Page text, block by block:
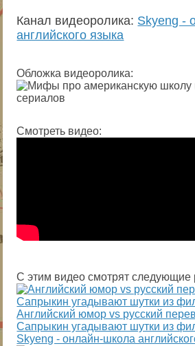
Канал видеоролика: Skyeng -
английского языка
Обложка видеоролика:
Смотреть видео:
С этим видео смотрят следующие
Английский юмор vs русский
Сапрыкин угадывают шутки из
Skyeng - онлайн-школа